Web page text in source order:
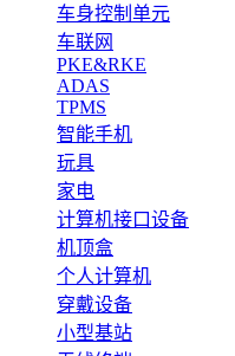
车身控制单元
车联网
PKE&RKE
ADAS
TPMS
智能手机
玩具
家电
计算机接口设备
机顶盒
个人计算机
穿戴设备
小型基站